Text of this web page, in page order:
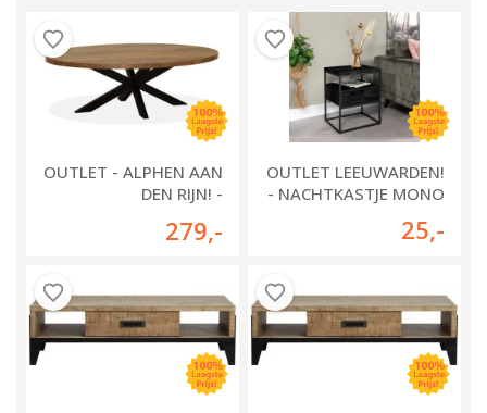
OUTLET - ALPHEN AAN
DEN RIJN! -
LYNN
279,-
OUTLET LEEUWARDEN!
- NACHTKASTJE MONO
25,-